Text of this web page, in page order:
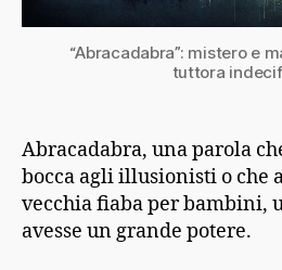
“Abracadabra”: mistero e
tuttora
Abracadabra, una parola
bocca agli illusionisti o che
vecchia fiaba per bambini,
avesse un grande potere.